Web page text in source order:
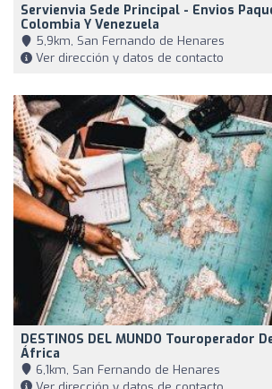
Servienvia Sede Principal - Envios
Colombia Y Venezuela
5,9km, San Fernando de Henares
Ver dirección y datos de contacto
DESTINOS DEL MUNDO Touroperador
África
6,1km, San Fernando de Henares